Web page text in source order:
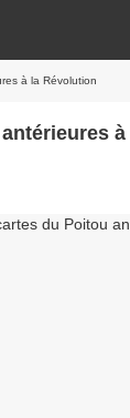
à la Révolution